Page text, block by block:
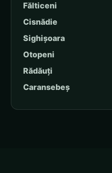
Fălticeni
Cisnădie
Sighișoara
Otopeni
Rădăuți
Caransebeș